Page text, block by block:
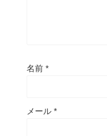
名前 *
メール *